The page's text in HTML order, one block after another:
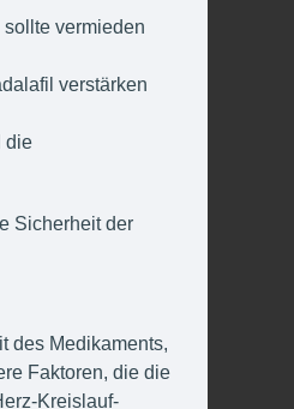
vermieden
verstärken
die
Sicherheit der
des Medikaments,
Faktoren, die die
Kreislauf-